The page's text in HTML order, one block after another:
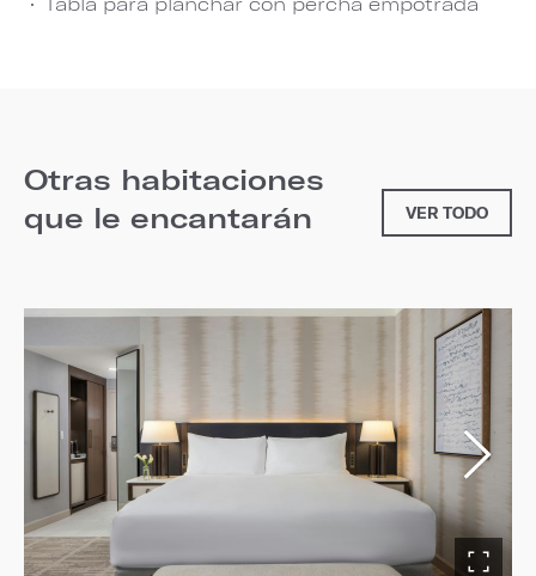
Otras habitaciones
que le encantarán
VER TODO